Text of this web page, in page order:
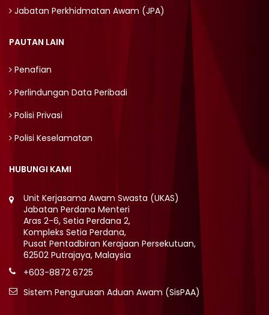
Jabatan Perkhidmatan Awam (JPA)
PAUTAN LAIN
Penafian
Perlindungan Data Peribadi
Polisi Privasi
Polisi Keselamatan
HUBUNGI KAMI
Unit Kerjasama Awam Swasta (UKAS)
Jabatan Perdana Menteri
Aras 2-6, Setia Perdana 2,
Kompleks Setia Perdana,
Pusat Pentadbiran Kerajaan Persekutuan,
62502 Putrajaya, Malaysia
+603-8872 6725
Sistem Pengurusan Aduan Awam (SisPAA)